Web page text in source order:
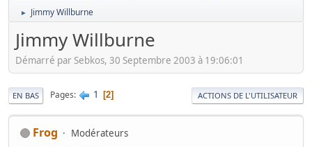
► Jimmy Willburne
Jimmy Willburne
Démarré par Sebkos, 30 Septembre 2003 à 19:06:01
EN BAS Pages 1 2 ACTIONS DE L'UTILISATEUR
Frog
Modérateurs